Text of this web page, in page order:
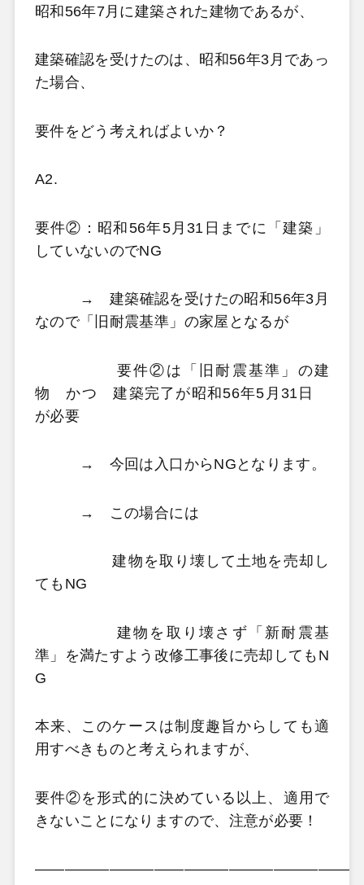
昭和56年7月に建築された建物であるが、
建築確認を受けたのは、昭和56年3月であっ
た場合、
要件をどう考えればよいか？
A2.
要件②：昭和56年5月31日までに「建築」
していないのでNG
→ 建築確認を受けたの昭和56年3月
なので「旧耐震基準」の家屋となるが
要件②は「旧耐震基準」の建
物 かつ 建築完了が昭和56年5月31日
が必要
→ 今回は入口からNGとなります。
→ この場合には
建物を取り壊して土地を売却し
てもNG
建物を取り壊さず「新耐震基
準」を満たすよう改修工事後に売却してもN
G
本来、このケースは制度趣旨からしても適
用すべきものと考えられますが、
要件②を形式的に決めている以上、適用で
きないことになりますので、注意が必要！